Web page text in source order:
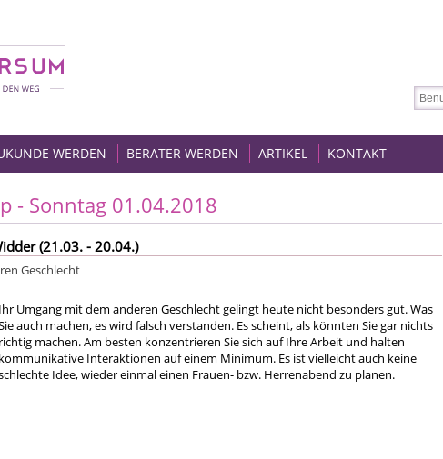
WERDEN BERATER WERDEN ARTIKEL KONTAKT
- Sonntag 01.04.2018
(21.03. - 20.04.)
Geschlecht
Ihr Umgang mit dem anderen Geschlecht gelingt heute nicht besonders gut. Was
auch machen, es wird falsch verstanden. Es scheint, als könnten Sie gar nichts
richtig machen. Am besten konzentrieren Sie sich auf Ihre Arbeit und halten
kommunikative Interaktionen auf einem Minimum. Es ist vielleicht auch keine
Idee, wieder einmal einen Frauen- bzw. Herrenabend zu planen.